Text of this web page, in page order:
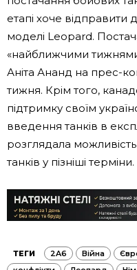
етапі хоче відправити
моделі Leopard.
«найближчими
Аніта Ананд на прес-
тижня. Крім того,
підтримку своїм
введення танків в
розглядала
танків у пізніші терміни.
ТЕГИ 2A6 Війна